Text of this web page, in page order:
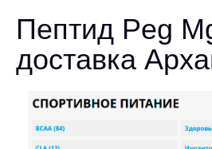
Пептид Peg
доставка